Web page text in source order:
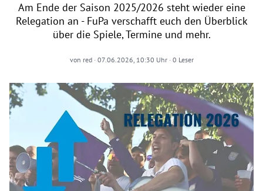
Am Ende der Saison 2025/2026 steht wieder eine
Relegation an - FuPa verschafft euch den Überblick
über die Spiele, Termine und mehr.
von red· 07.06.2026, 10:30 Uhr· 0 Leser